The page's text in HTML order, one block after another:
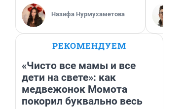
Назифа Нурмухаметова
РЕКОМЕНДУЕМ
«Чисто все мамы и все
дети на свете»: как
медвежонок Момота
покорил буквально весь